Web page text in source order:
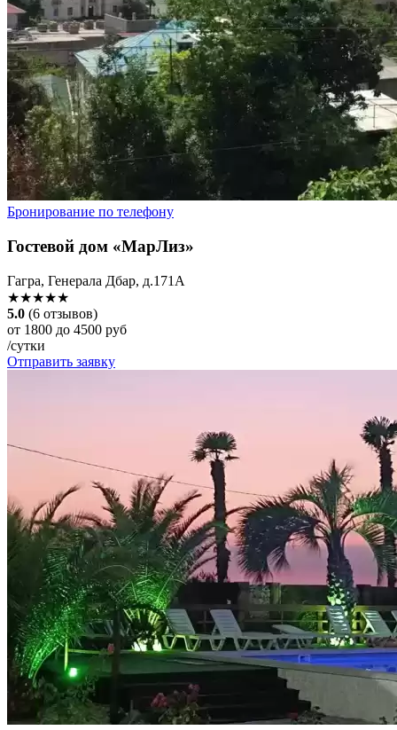
Бронирование по телефону
Гостевой дом «МарЛиз»
Гагра, Генерала Дбар, д.171А
★★★★★
5.0 (6 отзывов)
от 1800 до 4500 руб
/сутки
Отправить заявку